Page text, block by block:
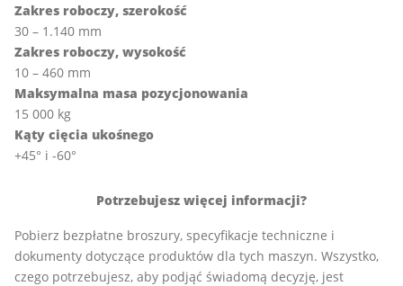
Zakres roboczy, szerokość
30 – 1.140 mm
Zakres roboczy, wysokość
10 – 460 mm
Maksymalna masa pozycjonowania
15 000 kg
Kąty cięcia ukośnego
+45° i -60°
Potrzebujesz więcej informacji?
Pobierz bezpłatne broszury, specyfikacje techniczne i
dokumenty dotyczące produktów dla tych maszyn. Wszystko,
czego potrzebujesz, aby podjąć świadomą decyzję, jest